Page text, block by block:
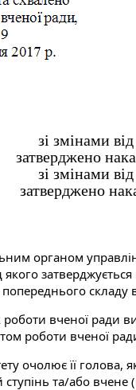
зі змінами
затверджено
зі змінами
затверджено
органом
якого
складу
роботи вченої
роботи вченої
очолює її
та/або вчене